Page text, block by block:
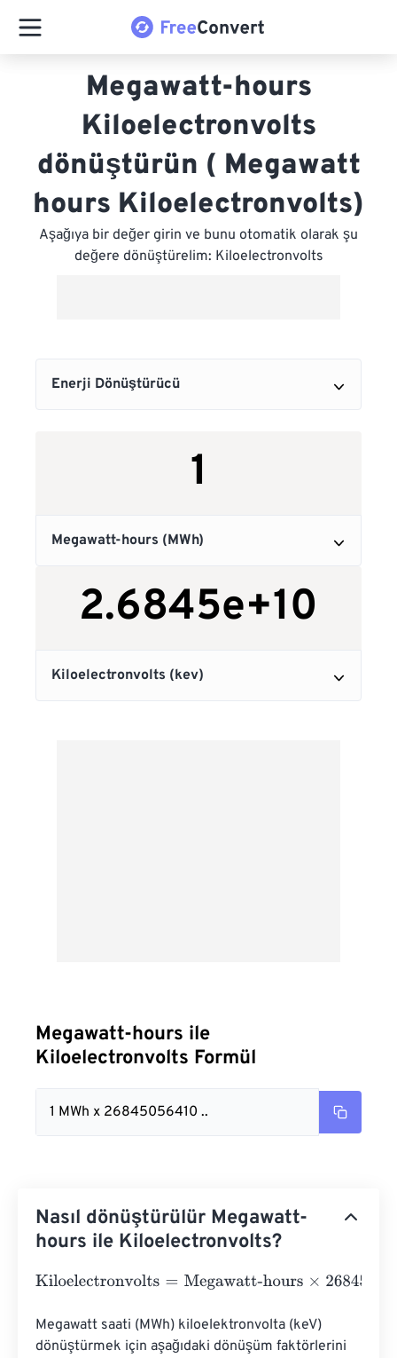
Megawatt-hours
Kiloelectronvolts
dönüştürün ( Megawatt
hours Kiloelectronvolts)
Aşağıya bir değer girin ve bunu otomatik olarak şu
değere dönüştürelim: Kiloelectronvolts
Megawatt-hours ile
Kiloelectronvolts Formül
1 MWh x 26845056410 ..
Nasıl dönüştürülür Megawatt-
hours ile Kiloelectronvolts?
Kiloelectronvolts=Megawatt-hours×26845056410
Megawatt saati (MWh) kiloelektronvolta (keV)
dönüştürmek için aşağıdaki dönüşüm faktörlerini